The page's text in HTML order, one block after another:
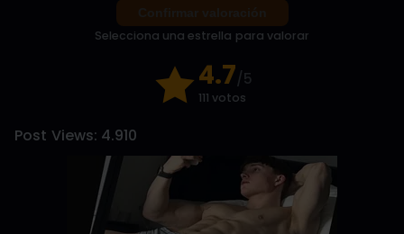
Selecciona una estrella para valorar
4.7/5
111 votos
Post Views: 4.910